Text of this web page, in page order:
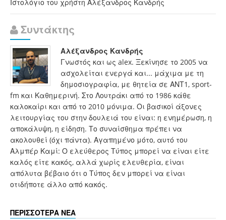
Ιστολόγιο του χρήστη Αλέξανδρος Κανδρής
Συντάκτης
Αλέξανδρος Κανδρής
Γνωστός και ως alex. Ξεκίνησε το 2005 να
ασχολείται ενεργά και... μάχιμα με τη
δημοσιογραφία, με θητεία σε ΑΝΤ1, sport-
fm και Καθημερινή. Στο Λουτράκι από το 1986 κάθε
καλοκαίρι και από το 2010 μόνιμα. Οι βασικοί άξονες
λειτουργίας του στην δουλειά του είναι: η ενημέρωση, η
αποκάλυψη, η είδηση. Το συναίσθημα πρέπει να
ακολουθεί (όχι πάντα). Αγαπημένο μότο, αυτό του
Αλμπέρ Καμί: Ο ελεύθερος Τύπος μπορεί να είναι είτε
καλός είτε κακός, αλλά χωρίς ελευθερία, είναι
απόλυτα βέβαιο ότι ο Τύπος δεν μπορεί να είναι
οτιδήποτε άλλο από κακός.
ΠΕΡΙΣΣΟΤΕΡΑ ΝΕΑ